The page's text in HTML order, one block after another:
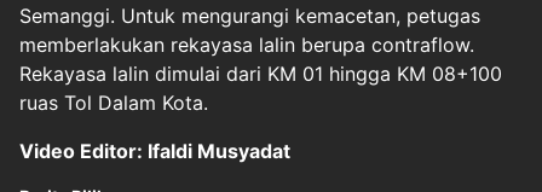
Semanggi. Untuk mengurangi kemacetan, petugas
memberlakukan rekayasa lalin berupa contraflow.
Rekayasa lalin dimulai dari KM 01 hingga KM 08+100
ruas Tol Dalam Kota.
Video Editor: Ifaldi Musyadat